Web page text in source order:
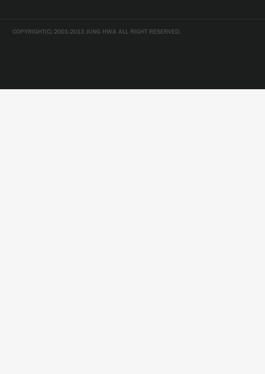
COPYRIGHT(C) 2001-2013 JUNG HWA ALL RIGHT RESERVED.